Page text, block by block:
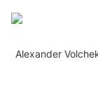
Alexander